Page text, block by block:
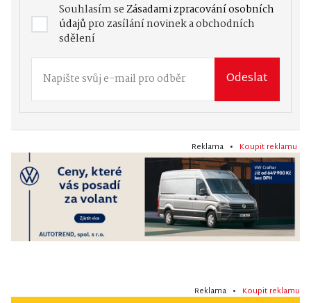
Souhlasím seZásadami zpracování osobních
údajůpro zasílání novinek a obchodních
sdělení
Odeslat
Reklama • Koupit reklamu
Reklama • Koupit reklamu